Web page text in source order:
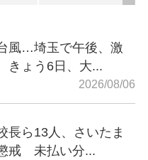
風…埼玉で午後、激
きょう6日、大...
2026/08/06
長ら13人、さいたま
戒 未払い分...